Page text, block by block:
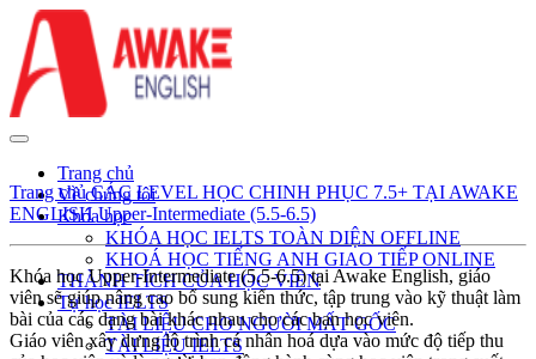
Trang chủ
Về chúng tôi
Khóa học
KHÓA HỌC IELTS TOÀN DIỆN OFFLINE
KHOÁ HỌC TIẾNG ANH GIAO TIẾP ONLINE
THÀNH TÍCH CỦA HỌC VIÊN
Tự học IELTS
TÀI LIỆU CHO NGƯỜI MẤT GỐC
TÀI LIỆU IELTS
Trang chủ CÁC LEVEL HỌC CHINH PHỤC 7.5+ TẠI AWAKE
ENGLISH Upper-Intermediate (5.5-6.5)
Khóa học Upper-Intermediate (5.5-6.5) tại Awake English, giáo
viên sẽ giúp nâng cao bổ sung kiến thức, tập trung vào kỹ thuật làm
bài của các dạng bài khác nhau cho các bạn học viên.
Giáo viên xây dựng lộ trình cá nhân hoá dựa vào mức độ tiếp thu